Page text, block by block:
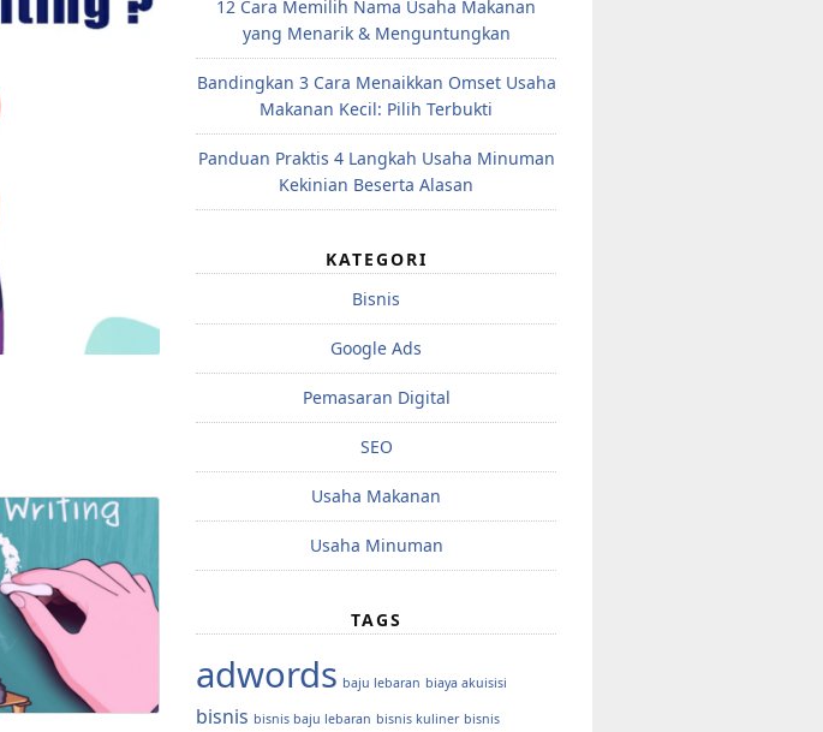
12 Cara Memilih Nama Usaha Makanan
yang Menarik & Menguntungkan
Bandingkan 3 Cara Menaikkan Omset Usaha
Makanan Kecil: Pilih Terbukti
Panduan Praktis 4 Langkah Usaha Minuman
Kekinian Beserta Alasan
KATEGORI
Bisnis
Google Ads
Pemasaran Digital
SEO
Usaha Makanan
Usaha Minuman
TAGS
adwords baju lebaran biaya akuisisi
bisnis bisnis baju lebaran bisnis kuliner bisnis